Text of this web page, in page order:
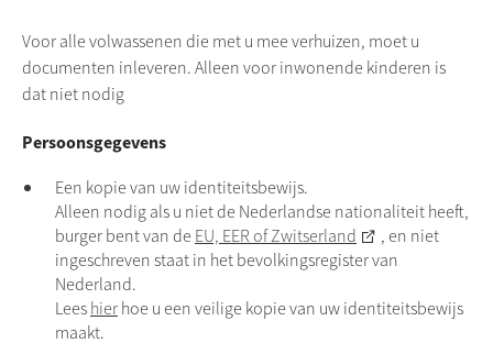
Voor alle volwassenen die met u mee verhuizen, moet u
documenten inleveren. Alleen voor inwonende kinderen is
dat niet nodig
Persoonsgegevens
Een kopie van uw identiteitsbewijs.
Alleen nodig als u niet de Nederlandse nationaliteit heeft,
burger bent van de EU, EER of Zwitserland
, en niet
ingeschreven staat in het bevolkingsregister van
Nederland.
Lees hier hoe u een veilige kopie van uw identiteitsbewijs
maakt.